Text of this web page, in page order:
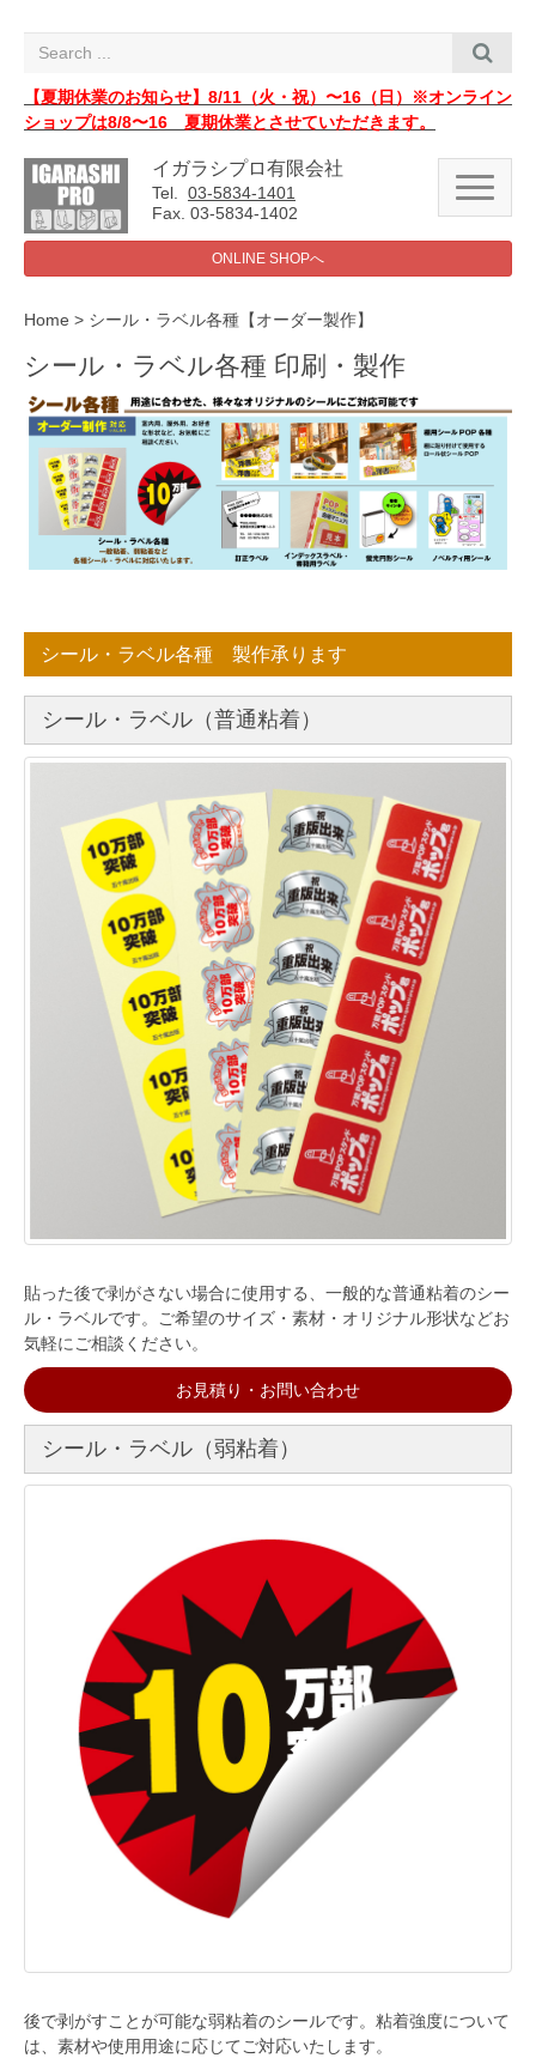
i
【夏期休業のお知らせ】8/11（火・祝）〜16（日）※オンライン
ショップは8/8〜16 夏期休業とさせていただきます。
イガラシプロ有限会社
Tel. 03-5834-1401
Fax. 03-5834-1402
N
a
v
i
a
ONLINE SHOPへ
Home > シール・ラベル各種【オーダー製作】
シール・ラベル各種 印刷・製作
シール・ラベル各種 製作承ります
シール・ラベル（普通粘着）
貼った後で剥がさない場合に使用する、一般的な普通粘着のシー
ル・ラベルです。ご希望のサイズ・素材・オリジナル形状などお
気軽にご相談ください。
お見積り・お問い合わせ
シール・ラベル（弱粘着）
後で剥がすことが可能な弱粘着のシールです。粘着強度について
は、素材や使用用途に応じてご対応いたします。